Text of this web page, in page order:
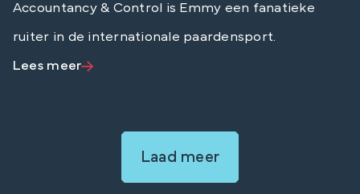
Accountancy & Control is Emmy een fanatieke
ruiter in de internationale paardensport.
Lees meer
Laad meer